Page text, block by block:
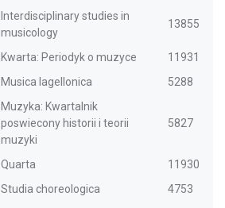
Interdisciplinary studies in
musicology
13855
Kwarta: Periodyk o muzyce
11931
Musica Iagellonica
5288
Muzyka: Kwartalnik
poswiecony historii i teorii
muzyki
5827
Quarta
11930
Studia choreologica
4753